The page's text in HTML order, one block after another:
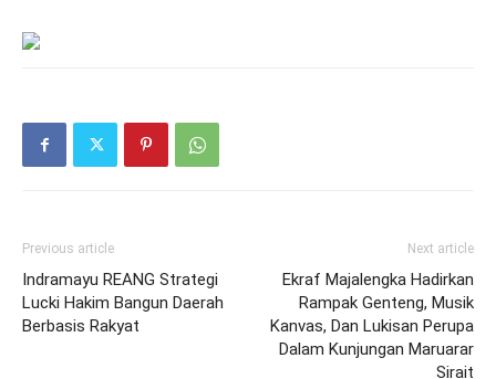
Previous article
Indramayu REANG Strategi
Lucki Hakim Bangun Daerah
Berbasis Rakyat
Next article
Ekraf Majalengka Hadirkan
Rampak Genteng, Musik
Kanvas, Dan Lukisan Perupa
Dalam Kunjungan Maruarar
Sirait